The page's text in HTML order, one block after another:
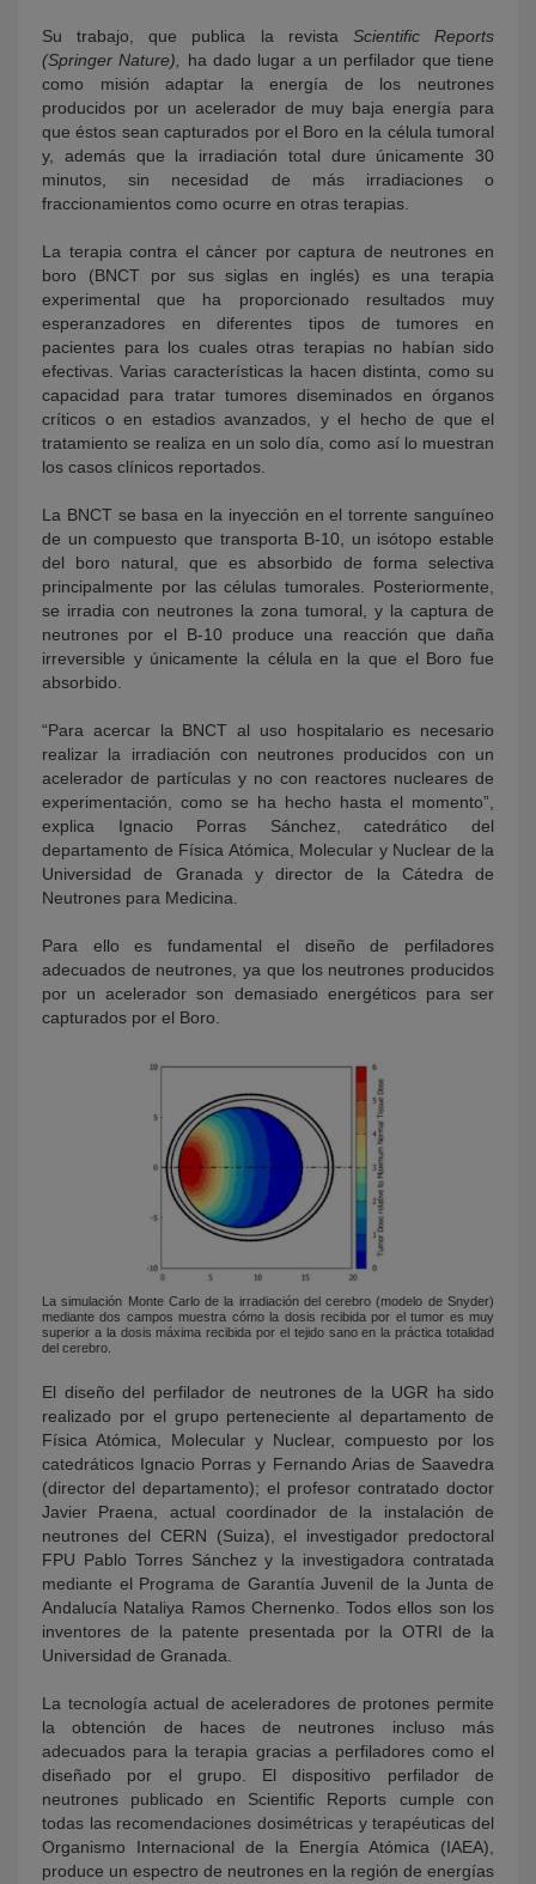
Su trabajo, que publica la revista Scientific Reports
(Springer Nature),
ha dado lugar a un perfilador que tiene
como misión adaptar la energía de los neutrones
producidos por un acelerador de muy baja energía para
que éstos sean capturados por el Boro en la célula tumoral
y, además que la irradiación total dure únicamente 30
minutos, sin necesidad de más irradiaciones o
fraccionamientos como ocurre en otras terapias.
La terapia contra el cáncer por captura de neutrones en
boro (BNCT por sus siglas en inglés) es una terapia
experimental que ha proporcionado resultados muy
esperanzadores en diferentes tipos de tumores en
pacientes para los cuales otras terapias no habían sido
efectivas. Varias características la hacen distinta, como su
capacidad para tratar tumores diseminados en órganos
críticos o en estadios avanzados, y el hecho de que el
tratamiento se realiza en un solo día, como así lo muestran
los casos clínicos reportados.
La BNCT se basa en la inyección en el torrente sanguíneo
de un compuesto que transporta B-10, un isótopo estable
del boro natural, que es absorbido de forma selectiva
principalmente por las células tumorales. Posteriormente,
se irradia con neutrones la zona tumoral, y la captura de
neutrones por el B-10 produce una reacción que daña
irreversible y únicamente la célula en la que el Boro fue
absorbido.
“Para acercar la BNCT al uso hospitalario es necesario
realizar la irradiación con neutrones producidos con un
acelerador de partículas y no con reactores nucleares de
experimentación, como se ha hecho hasta el momento”,
explica Ignacio Porras Sánchez, catedrático del
departamento de Física Atómica, Molecular y Nuclear de la
Universidad de Granada y director de la Cátedra de
Neutrones para Medicina.
Para ello es fundamental el diseño de perfiladores
adecuados de neutrones, ya que los neutrones producidos
por un acelerador son demasiado energéticos para ser
capturados por el Boro.
La simulación Monte Carlo de la irradiación del cerebro (modelo de Snyder)
mediante dos campos muestra cómo la dosis recibida por el tumor es muy
superior a la dosis máxima recibida por el tejido sano en la práctica totalidad
del cerebro.
El diseño del perfilador de neutrones de la UGR ha sido
realizado por el grupo perteneciente al departamento de
Física Atómica, Molecular y Nuclear, compuesto por los
catedráticos Ignacio Porras y Fernando Arias de Saavedra
(director del departamento); el profesor contratado doctor
Javier Praena, actual coordinador de la instalación de
neutrones del CERN (Suiza), el investigador predoctoral
FPU Pablo Torres Sánchez y la investigadora contratada
mediante el Programa de Garantía Juvenil de la Junta de
Andalucía Nataliya Ramos Chernenko. Todos ellos son los
inventores de la patente presentada por la OTRI de la
Universidad de Granada.
La tecnología actual de aceleradores de protones permite
la obtención de haces de neutrones incluso más
adecuados para la terapia gracias a perfiladores como el
diseñado por el grupo. El dispositivo perfilador de
neutrones publicado en Scientific Reports cumple con
todas las recomendaciones dosimétricas y terapéuticas del
Organismo Internacional de la Energía Atómica (IAEA),
produce un espectro de neutrones en la región de energías